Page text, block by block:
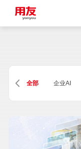
Singapore
全部 企业AI